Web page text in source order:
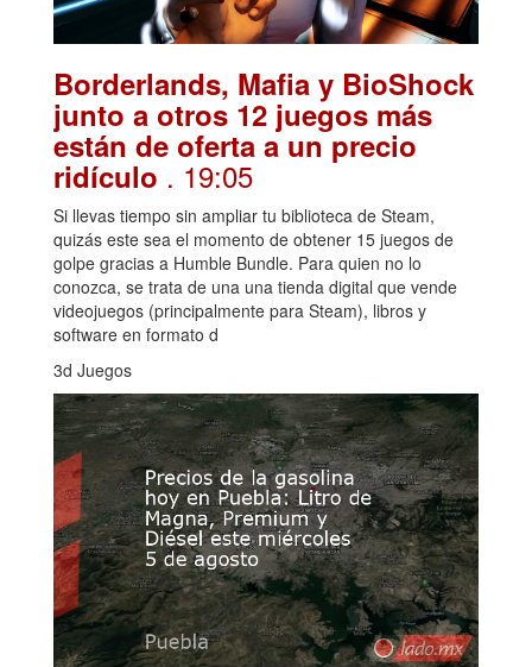
Borderlands, Mafia y BioShock
junto a otros 12 juegos más
están de oferta a un precio
ridículo . 19:05
Si llevas tiempo sin ampliar tu biblioteca de Steam,
quizás este sea el momento de obtener 15 juegos de
golpe gracias a Humble Bundle. Para quien no lo
conozca, se trata de una una tienda digital que vende
videojuegos (principalmente para Steam), libros y
software en formato d
3d Juegos